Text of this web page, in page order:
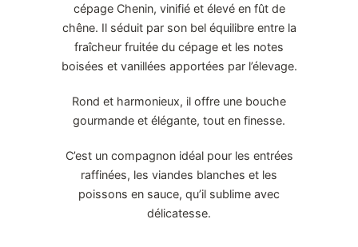
cépage Chenin, vinifié et élevé en fût de
chêne. Il séduit par son bel équilibre entre la
fraîcheur fruitée du cépage et les notes
boisées et vanillées apportées par l’élevage.
Rond et harmonieux, il offre une bouche
gourmande et élégante, tout en finesse.
C’est un compagnon idéal pour les entrées
raffinées, les viandes blanches et les
poissons en sauce, qu’il sublime avec
délicatesse.